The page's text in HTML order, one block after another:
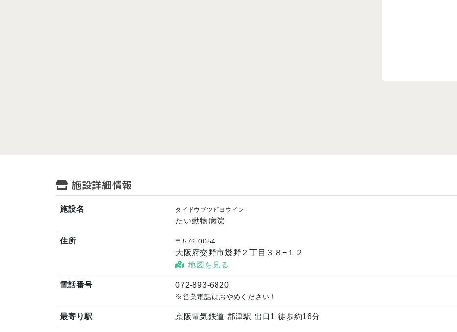
施設詳細情報
施設名 タイドウブツビヨウイン
たい動物病院
住所 〒576-0054
大阪府交野市幾野２丁目３８−１２
地図を見る
電話番号 072-893-6820
※営業電話はおやめください！
最寄り駅 京阪電気鉄道 郡津駅 出口1 徒歩約16分